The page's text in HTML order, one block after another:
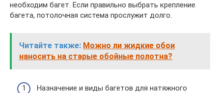
необходим багет. Если правильно выбрать крепление
багета, потолочная система прослужит долго.
Читайте также: Можно ли жидкие обои
наносить на старые обойные полотна?
Назначение и виды багетов для натяжного